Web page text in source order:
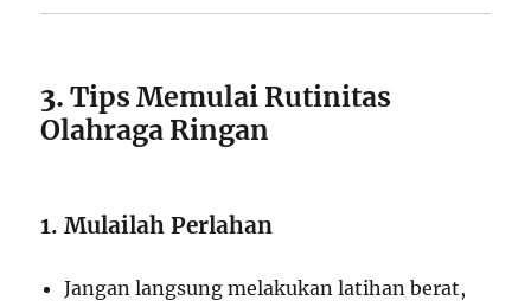
3.Tips Memulai Rutinitas
Olahraga Ringan
1. Mulailah Perlahan
Jangan langsung melakukan latihan berat,